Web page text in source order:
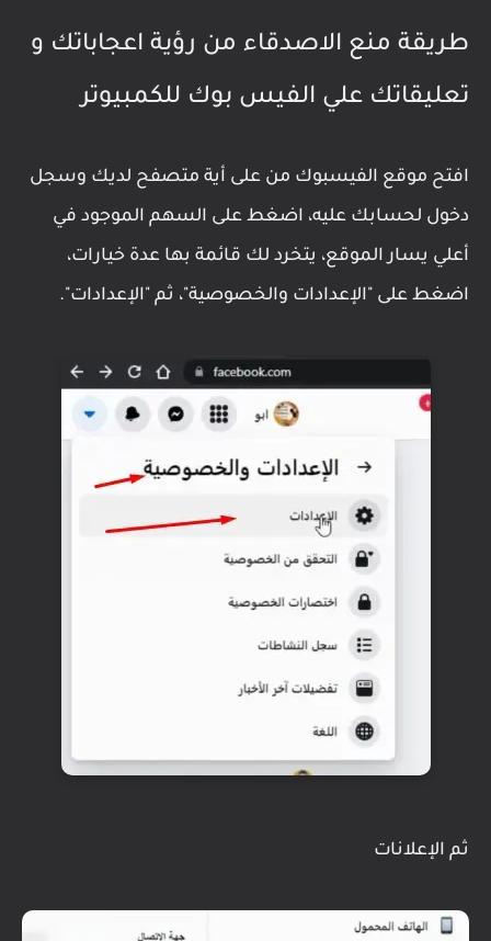
طريقة منع الاصدقاء من رؤية اعجاباتك و
تعليقاتك علي الفيس بوك للكمبيوتر
افتح موقع الفيسبوك من على أية متصفح لديك وسجل
دخول لحسابك عليه، اضغط على السهم الموجود في
أعلي يسار الموقع، يتخرد لك قائمة بها عدة خيارات،
اضغط على "الإعدادات والخصوصية"، ثم "الإعدادات".
ثم الإعلانات